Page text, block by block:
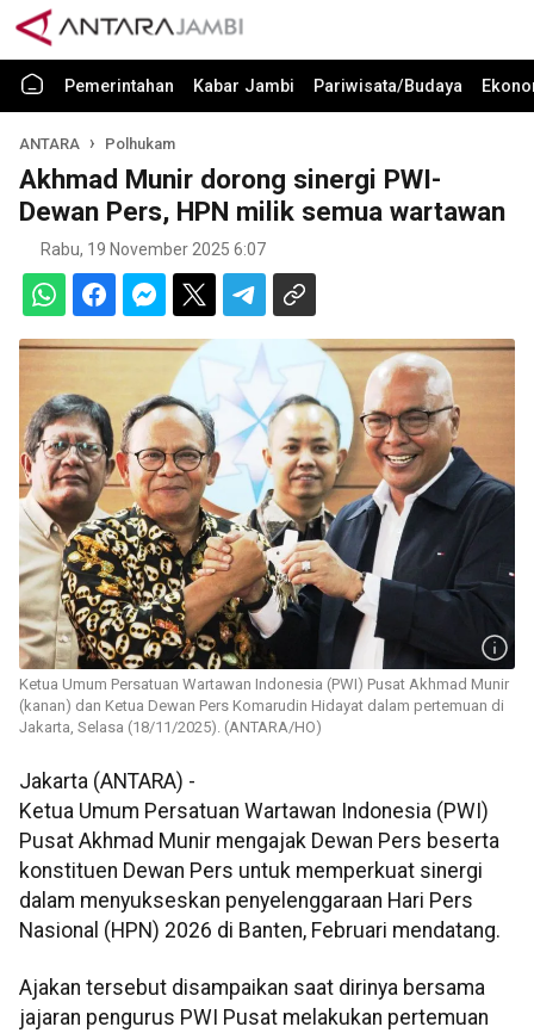
Pemerintahan Kabar Jambi Pariwisata/Budaya
ANTARA Polhukam
Akhmad Munir dorong sinergi PWI-
Dewan Pers, HPN milik semua wartawan
Rabu, 19 November 2025 6:07
Ketua Umum Persatuan Wartawan Indonesia (PWI) Pusat Akhmad Munir
(kanan) dan Ketua Dewan Pers Komarudin Hidayat dalam pertemuan di
Jakarta, Selasa (18/11/2025). (ANTARA/HO)
Jakarta (ANTARA) -
Ketua Umum Persatuan Wartawan Indonesia (PWI)
Pusat Akhmad Munir mengajak Dewan Pers beserta
konstituen Dewan Pers untuk memperkuat sinergi
dalam menyukseskan penyelenggaraan Hari Pers
Nasional (HPN) 2026 di Banten, Februari mendatang.
Ajakan tersebut disampaikan saat dirinya bersama
jajaran pengurus PWI Pusat melakukan pertemuan